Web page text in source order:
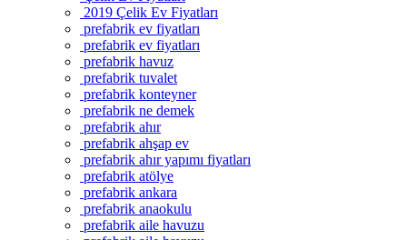
2019 Çelik Ev Fiyatları
prefabrik ev fiyatları
prefabrik ev fiyatları
prefabrik havuz
prefabrik tuvalet
prefabrik konteyner
prefabrik ne demek
prefabrik ahır
prefabrik ahşap ev
prefabrik ahır yapımı fiyatları
prefabrik atölye
prefabrik ankara
prefabrik anaokulu
prefabrik aile havuzu